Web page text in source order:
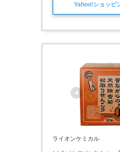
Yahoo!ショッピ
ライオンケミカル